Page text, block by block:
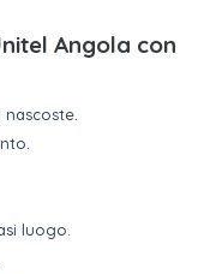
Angola con
luogo.